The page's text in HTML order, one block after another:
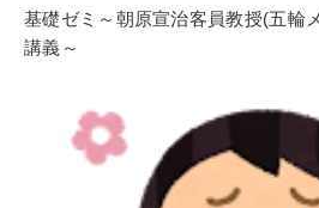
基礎ゼミ～朝原宣治客員教授(五輪
講義～